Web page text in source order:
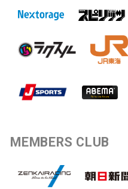
MEMBERS CLUB